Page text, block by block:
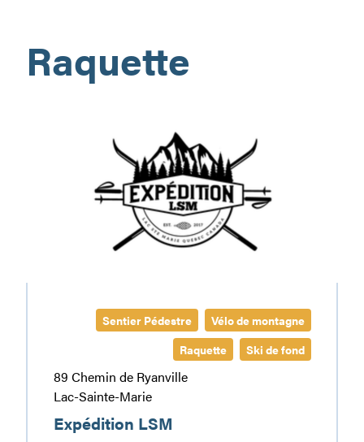
Gatineau
Raquette
Sentier Pédestre
Vélo de montagne
Raquette
Ski de fond
89 Chemin de Ryanville
Lac-Sainte-Marie
Expédition LSM